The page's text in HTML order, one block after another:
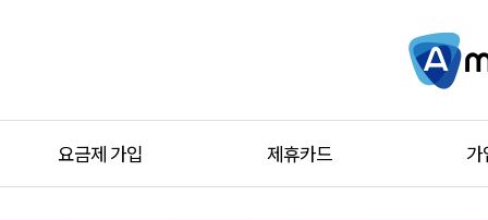
요금제 가입 제휴카드 가